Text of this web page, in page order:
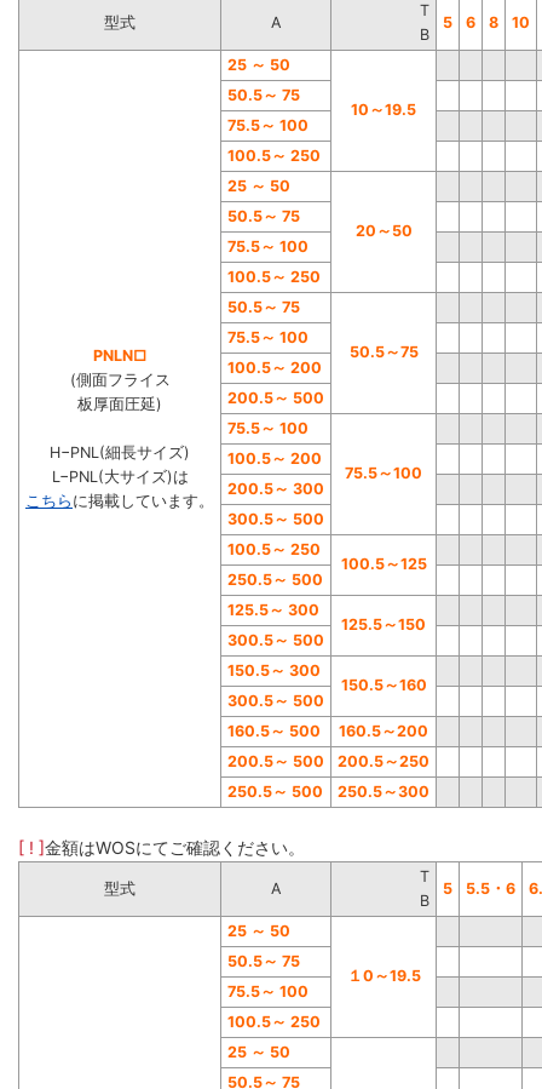
型式 A
T
B
5 6 8 10
PNLN□
(側面フライス
板厚面圧延)
H−PNL(細長サイズ)
L−PNL(大サイズ)は
こちら に掲載しています。
25 ～ 50
10 ～19.5
50.5～ 75
75.5～ 100
100.5～ 250
25 ～ 50
20 ～50
50.5～ 75
75.5～ 100
100.5～ 250
50.5～ 75
50.5～75
75.5～ 100
100.5～ 200
200.5～ 500
75.5～ 100
75.5～100
100.5～ 200
200.5～ 300
300.5～ 500
100.5～ 250
100.5～125
250.5～ 500
125.5～ 300
125.5～150
300.5～ 500
150.5～ 300
150.5～160
300.5～ 500
160.5～ 500 160.5～200
200.5～ 500 200.5～250
250.5～ 500 250.5～300
[ ! ]金額はWOSにてご確認ください。
型式 A
T
B
5 5.5・6
25 ～ 50
１0 ～19.5
50.5～ 75
75.5～ 100
100.5～ 250
25 ～ 50
50.5～ 75